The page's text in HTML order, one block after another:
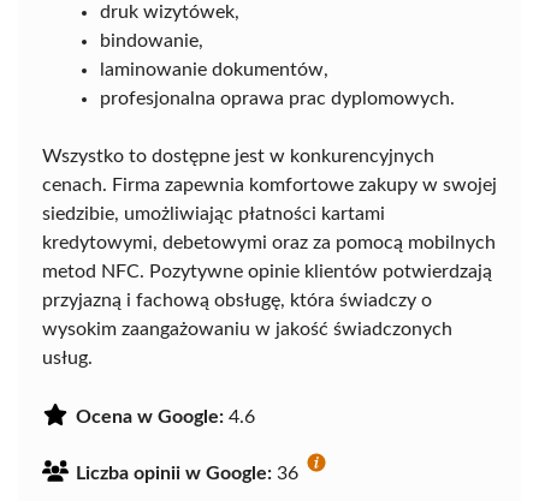
druk wizytówek,
bindowanie,
laminowanie dokumentów,
profesjonalna oprawa prac dyplomowych.
Wszystko to dostępne jest w konkurencyjnych
cenach. Firma zapewnia komfortowe zakupy w swojej
siedzibie, umożliwiając płatności kartami
kredytowymi, debetowymi oraz za pomocą mobilnych
metod NFC. Pozytywne opinie klientów potwierdzają
przyjazną i fachową obsługę, która świadczy o
wysokim zaangażowaniu w jakość świadczonych
usług.
Ocena w Google: 4.6
Liczba opinii w Google: 36